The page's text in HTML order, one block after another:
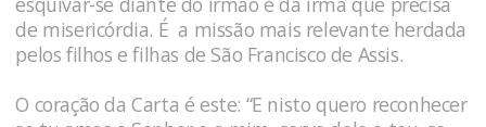
de misericórdia. É a missão mais relevante herdada
pelos filhos e filhas de São Francisco de Assis.
O coração da Carta é este: “E nisto quero reconhecer